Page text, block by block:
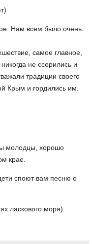
Нам всем было очень
самое главное,
не ссорились и
традиции своего
Крым и гордились им.
молодцы, хорошо
крае.
споют вам песню о
ласкового моря)